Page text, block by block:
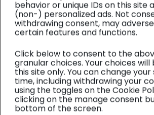
behavior or unique IDs on this site
(non-) personalized ads. Not
withdrawing consent, may
certain features and functions.
Click below to consent to the
granular choices. Your choices
this site only. You can change
time, including withdrawing your
using the toggles on the Cookie
clicking on the manage consent
bottom of the screen.